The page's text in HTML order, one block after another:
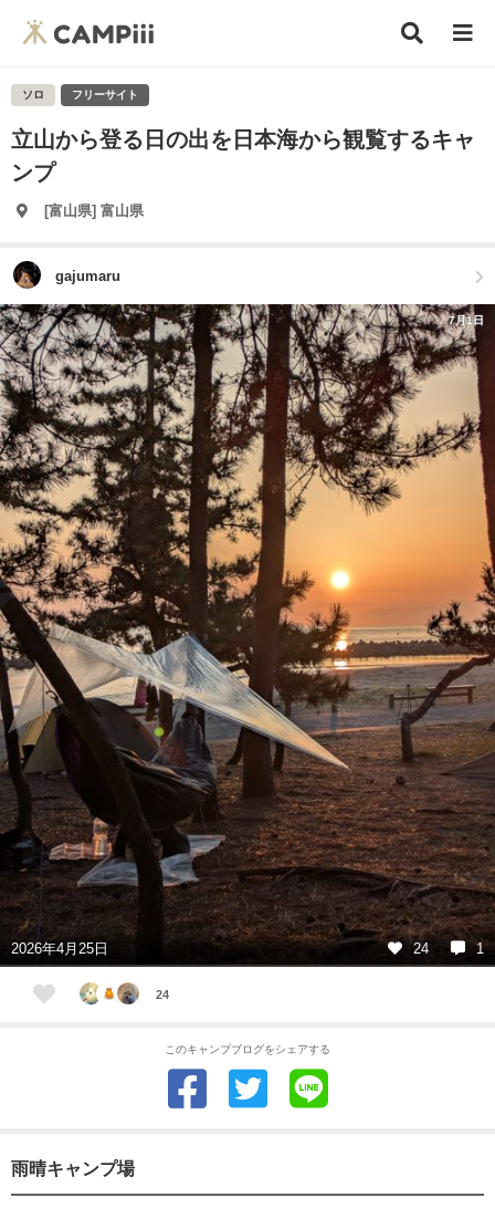
ソロ フリーサイト
立山から登る日の出を日本海から観覧するキャ
ンプ
[富山県] 富山県
gajumaru
7月1日
2026年4月25日 24 1
24
このキャンプブログをシェアする
雨晴キャンプ場